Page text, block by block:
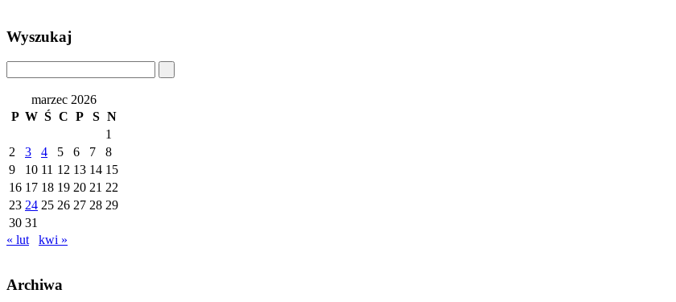
Wyszukaj
marzec 2026
P W Ś C P S N
1
2
3 4 5 6 7
8
9
10 11 12 13 14 15
16 17 18 19 20 21 22
23 24 25 26 27 28 29
30 31
« lut
kwi »
Archiwa